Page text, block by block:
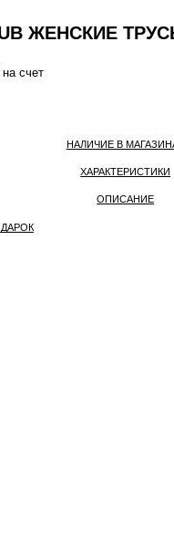
ЖЕНСКИЕ
счет
НАЛИЧИЕ В
ХАРАКТЕРИСТИКИ
ОПИСАНИЕ